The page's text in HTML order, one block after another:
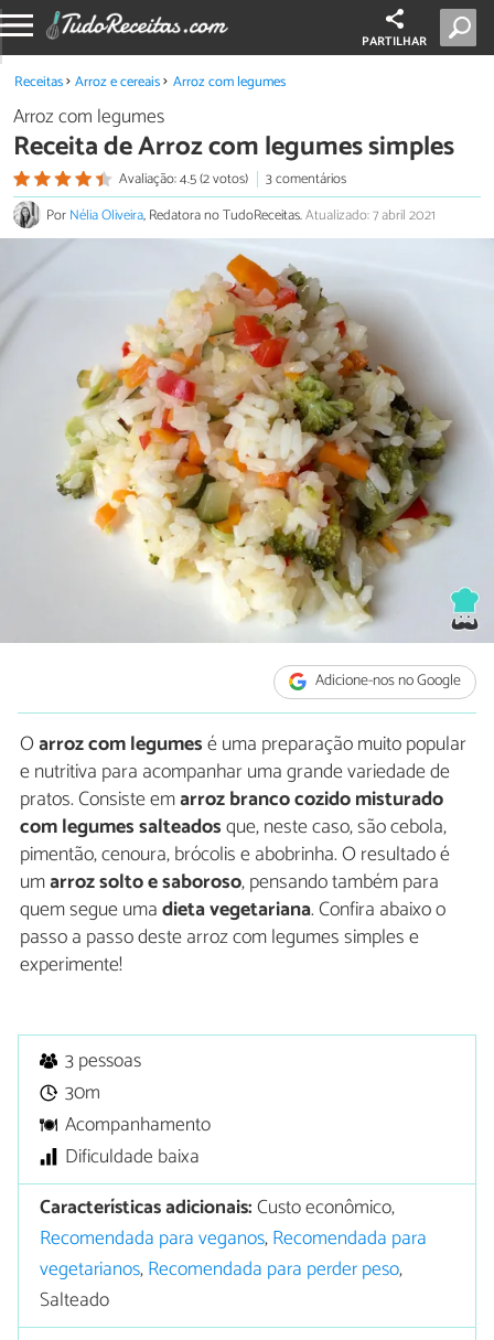
PARTILHAR
Receitas Arroz e cereais Arroz com legumes
Arroz com legumes
Receita de Arroz com legumes simples
Avaliação: 4.5 (2 votos)
3 comentários
PorNélia Oliveira, Redatora no TudoReceitas.Atualizado: 7 abril 2021
Adicione-nos no Google
Oarroz com legumesé uma preparação muito popular
e nutritiva para acompanhar uma grande variedade de
pratos. Consiste emarroz branco cozido misturado
com legumes salteadosque, neste caso, são cebola,
pimentão, cenoura, brócolis e abobrinha. O resultado é
umarroz solto e saboroso, pensando também para
quem segue umadieta vegetariana. Confira abaixo o
passo a passo deste arroz com legumes simples e
experimente!
3 pessoas
30m
Acompanhamento
Dificuldade baixa
Características adicionais:Custo econômico,
Recomendada para veganos,Recomendada para
vegetarianos,Recomendada para perder peso,
Salteado